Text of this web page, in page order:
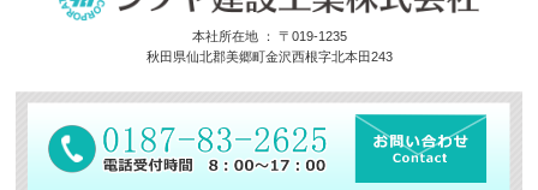
本社所在地 ： 〒019-1235
秋田県仙北郡美郷町金沢西根字北本田243